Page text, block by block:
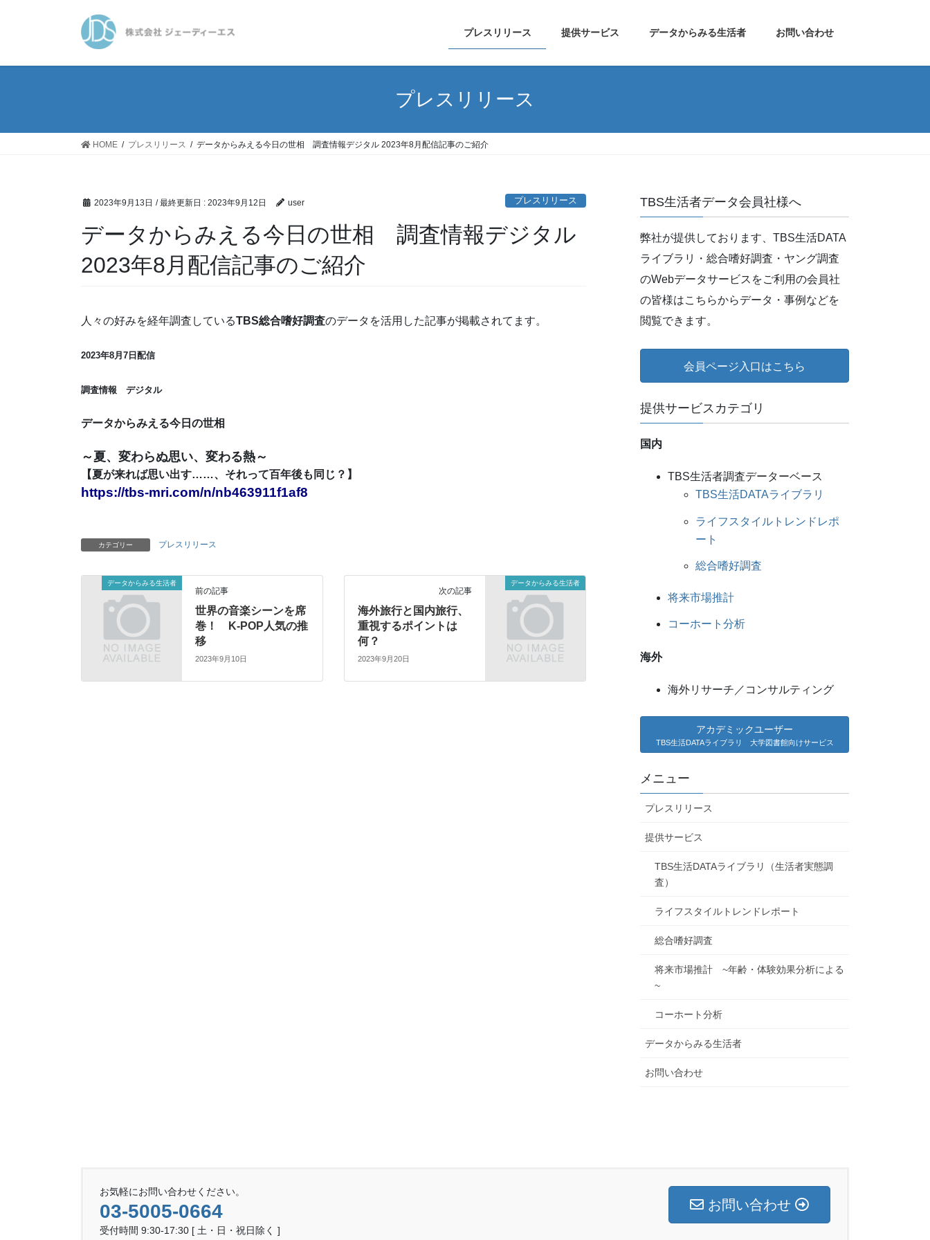
プレスリリース 提供サービス データからみる生活者 お問い合わせ
プレスリリース
HOME プレスリリース データからみえる今日の世相 調査情報デジタル 2023年8月配信記事のご紹介
2023年9月13日 / 最終更新日 : 2023年9月12日 user プレスリリース
データからみえる今日の世相 調査情報デジタル
2023年8月配信記事のご紹介
人々の好みを経年調査しているTBS総合嗜好調査のデータを活用した記事が掲載されてます。
2023年8月7日配信
調査情報 デジタル
データからみえる今日の世相
～夏、変わらぬ思い、変わる熱～
【夏が来れば思い出す……、それって百年後も同じ？】
https://tbs-mri.com/n/nb463911f1af8
カテゴリー プレスリリース
データからみる生活者
前の記事
世界の音楽シーンを席
巻！ K-POP人気の推
移
2023年9月10日
データからみる生活者
次の記事
海外旅行と国内旅行、
重視するポイントは
何？
2023年9月20日
TBS生活者データ会員社様へ
弊社が提供しております、TBS生活DATA
ライブラリ・総合嗜好調査・ヤング調査
のWebデータサービスをご利用の会員社
の皆様はこちらからデータ・事例などを
閲覧できます。
会員ページ入口はこちら
提供サービスカテゴリ
国内
TBS生活者調査データーベース
TBS生活DATAライブラリ
ライフスタイルトレンドレポ
ート
総合嗜好調査
将来市場推計
コーホート分析
海外
海外リサーチ／コンサルティング
アカデミックユーザー
TBS生活DATAライブラリ 大学図書館向けサービス
メニュー
プレスリリース
提供サービス
TBS生活DATAライブラリ（生活者実態調
査）
ライフスタイルトレンドレポート
総合嗜好調査
将来市場推計 ~年齢・体験効果分析による
~
コーホート分析
データからみる生活者
お問い合わせ
お気軽にお問い合わせください。
03-5005-0664
受付時間 9:30-17:30 [ 土・日・祝日除く ]
お問い合わせ